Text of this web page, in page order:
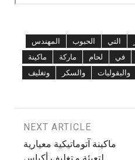
التي الحبوب
المهندس
في لحام ماركة
ماكينة
والبقوليات والسكر وتغليف
NEXT ARTICLE
ماكينة آتوماتيكية معيارية
لتعبئة و تغليف أكياس